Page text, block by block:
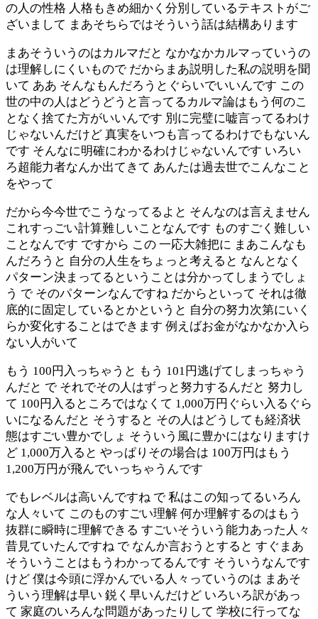
の人の性格 人格もきめ細かく分別しているテキストがご
ざいまして まあそちらではそういう話は結構あります
まあそういうのはカルマだと なかなかカルマっていうの
は理解しにくいもので だからまあ説明した私の説明を聞
いて ああ そんなもんだろうとぐらいでいいんです この
世の中の人はどうどうと言ってるカルマ論はもう何のこ
となく捨てた方がいいんです 別に完璧に嘘言ってるわけ
じゃないんだけど 真実をいつも言ってるわけでもないん
です そんなに明確にわかるわけじゃないんです いろい
ろ超能力者なんか出てきて あんたは過去世でこんなこと
をやって
だから今今世でこうなってるよと そんなのは言えません
これすっごい計算難しいことなんです ものすごく難しい
ことなんです ですから この 一応大雑把に まあこんなも
んだろうと 自分の人生をちょっと考えると なんとなく
パターン決まってるということは分かってしまうでしょ
う で そのパターンなんですね だからといって それは徹
底的に固定しているとかというと 自分の努力次第にいく
らか変化することはできます 例えばお金がなかなか入ら
ない人がいて
もう 100円入っちゃうと もう 101円逃げてしまっちゃう
んだと で それでその人はずっと努力するんだと 努力し
て 100円入るところではなくて 1,000万円ぐらい入るぐら
いになるんだと そうすると その人はどうしても経済状
態はすごい豊かでしょ そういう風に豊かにはなりますけ
ど 1,000万入ると やっぱりその場合は 100万円はもう
1,200万円が飛んでいっちゃうんです
でもレベルは高いんですね で 私はこの知ってるいろん
な人々いて このものすごい理解 何か理解するのはもう
抜群に瞬時に理解できる すごいそういう能力あった人々
昔見ていたんですね で なんか言おうとすると すぐまあ
そういうことはもうわかってるんです そういうなんです
けど 僕は今頭に浮かんでいる人々っていうのは まあそ
ういう理解は早い 鋭く早いんだけど いろいろ訳があっ
て 家庭のいろんな問題があったりして 学校に行ってな